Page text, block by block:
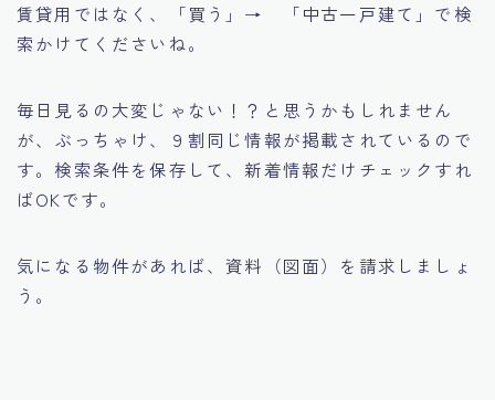
賃貸用ではなく、「買う」→ 「中古一戸建て」で検
索かけてくださいね。
毎日見るの大変じゃない！？と思うかもしれません
が、ぶっちゃけ、９割同じ情報が掲載されているので
す。検索条件を保存して、新着情報だけチェックすれ
ばOKです。
気になる物件があれば、資料（図面）を請求しましょ
う。